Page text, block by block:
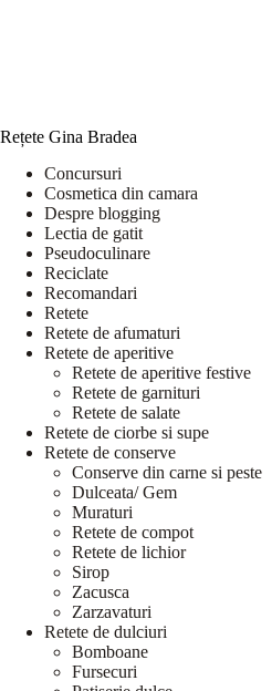
Rețete Gina Bradea
Concursuri
Cosmetica din camara
Despre blogging
Lectia de gatit
Pseudoculinare
Reciclate
Recomandari
Retete
Retete de afumaturi
Retete de aperitive
Retete de aperitive festive
Retete de garnituri
Retete de salate
Retete de ciorbe si supe
Retete de conserve
Conserve din carne si peste
Dulceata/ Gem
Muraturi
Retete de compot
Retete de lichior
Sirop
Zacusca
Zarzavaturi
Retete de dulciuri
Bomboane
Fursecuri